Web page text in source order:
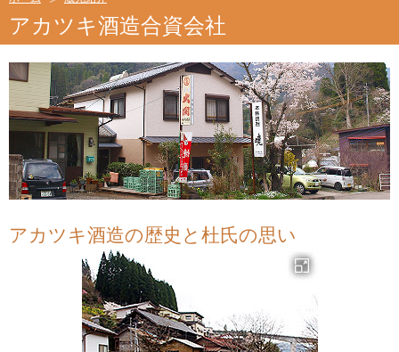
アカツキ酒造合資会社
アカツキ酒造の歴史と杜氏の思い